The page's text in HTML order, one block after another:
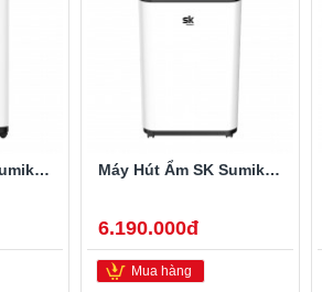
Máy Hút Ẩm SK Sumikura 20 Lít SK-220LA Máy Hút Ẩm SK Sumikura 25 Lít SK-260LA
6.190.000đ
Mua hàng